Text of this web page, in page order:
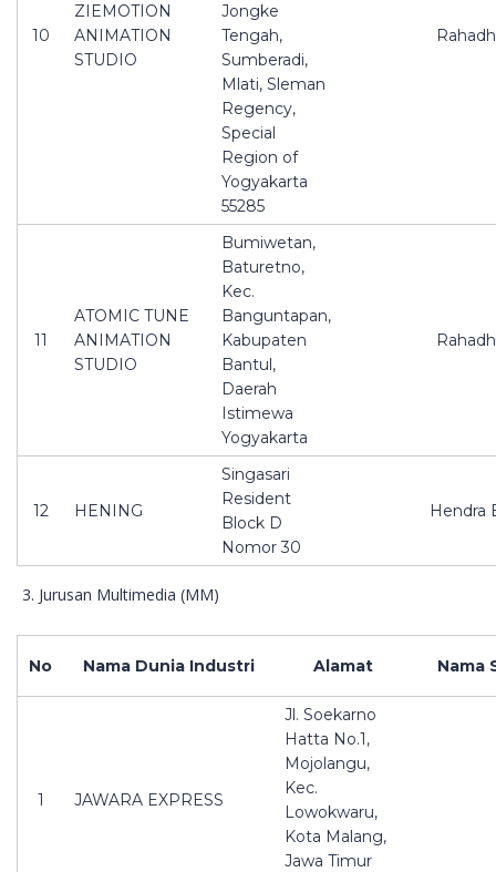
10
ZIEMOTION
ANIMATION
STUDIO
Jongke
Tengah,
Sumberadi,
Mlati, Sleman
Regency,
Special
Region of
Yogyakarta
55285
11
ATOMIC TUNE
ANIMATION
STUDIO
Bumiwetan,
Baturetno,
Kec.
Banguntapan,
Kabupaten
Bantul,
Daerah
Istimewa
Yogyakarta
12 HENING
Singasari
Resident
Block D
Nomor 30
Hendra
Jurusan Multimedia (MM)
No Nama Dunia Industri Alamat Nama
1 JAWARA EXPRESS
Jl. Soekarno
Hatta No.1,
Mojolangu,
Kec.
Lowokwaru,
Kota Malang,
Jawa Timur